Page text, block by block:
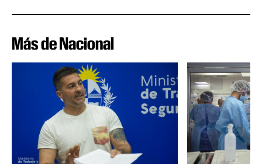
Más de Nacional